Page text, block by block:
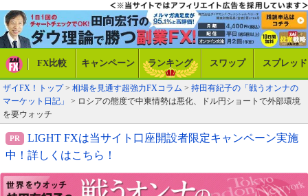
FX比較 キャンペーン ランキング スワップ スプレッド
ザイFX！トップ> 相場を見通す超強力FXコラム > 持田有紀子の「戦うオンナの
マーケット日記」
> ロシアの態度で中東情勢は悪化、ドル円ショートで外部環境
を要ウォッチ
LIGHT FXは当サイト口座開設者限定キャンペーン実施
中！詳しくはこちら！